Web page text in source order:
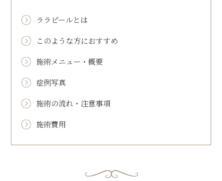
ララピールとは
このような方におすすめ
施術メニュー・概要
症例写真
施術の流れ・注意事項
施術費用